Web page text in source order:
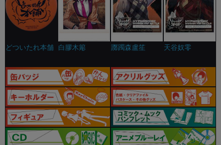
どついたれ本舗 白膠木簓 躑躅森盧笙 天谷奴零